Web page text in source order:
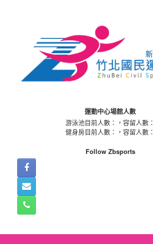
運動中心場館人數
游泳池目前人數：
，容留人數：
健身房目前人數：
，容留人數：
Follow Zbsports